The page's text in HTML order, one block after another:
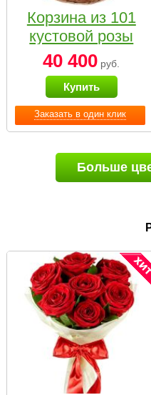
Заказать в один клик
Корзина из 101
кустовой розы
нежных тонов
40 400 руб.
Купить
Больше